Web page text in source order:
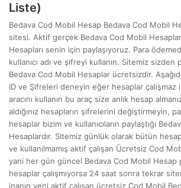
Liste)
Bedava Cod Mobil Hesap Bedava Cod Mobil
sitesi. Aktif gerçek Bedava Cod Mobil
Hesapları senin için paylaşıyoruz. Para
kullanıcı adı ve şifreyi kullanın. Sitemiz
Bedava Cod Mobil Hesaplar ücretsizdir.
ID ve Şifreleri deneyin eğer hesaplar
aracını kullanın bu araç size anlık hesap
aldığınız hesapların şifrelerini değiştirmeyin,
hesaplar bizim ve kullanıcıların paylaştığı
Hesaplardır. Sitemiz günlük olarak bütün
ve kullanılmamış aktif çalışan Ücretsiz Cod
yani her gün güncel Bedava Cod Mobil Hesap
hesaplar çalışmıyorsa 24 saat sonra tekrar
inanın yeni aktif çalışan ücretsiz Cod Mobil